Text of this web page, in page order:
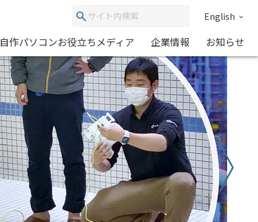
English
自作パソコンお役立ちメディア 企業情報 お知らせ